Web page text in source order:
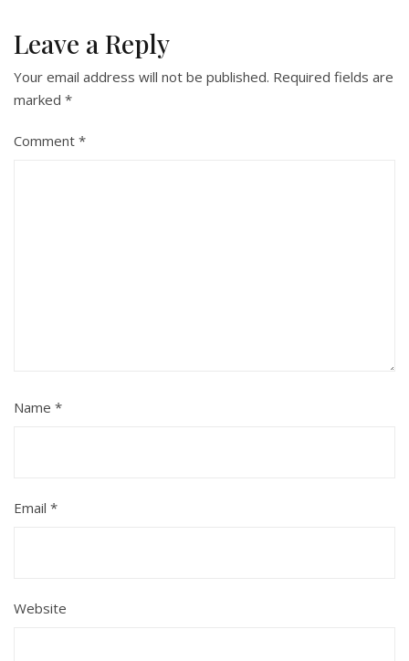
Leave a Reply
Your email address will not be published. Required fields are
marked *
Comment *
Name *
Email *
Website